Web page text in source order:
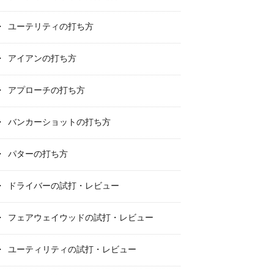
ユーテリティの打ち方
アイアンの打ち方
アプローチの打ち方
バンカーショットの打ち方
パターの打ち方
ドライバーの試打・レビュー
フェアウェイウッドの試打・レビュー
ユーティリティの試打・レビュー